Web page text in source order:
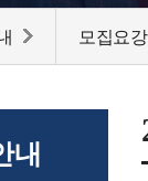
모집요강
내